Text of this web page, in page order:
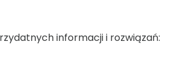
informacji i rozwiązań: